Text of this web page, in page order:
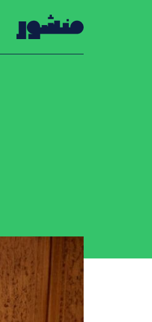
الصفحة الرئيسية